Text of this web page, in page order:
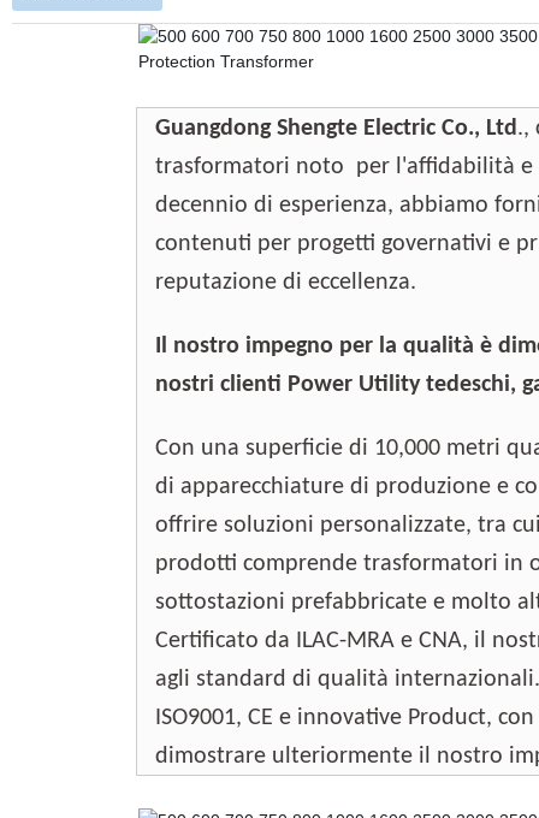
Guangdong Shengte Electric Co., Ltd.,
trasformatori noto per l'affidabilità e
decennio di esperienza, abbiamo
contenuti per progetti governativi e
reputazione di eccellenza.
Il nostro impegno per la qualità è
nostri clienti Power Utility tedeschi,
Con una superficie di 10,000 metri
di apparecchiature di produzione e
offrire soluzioni personalizzate, tra
prodotti comprende trasformatori in
sottostazioni prefabbricate e molto
Certificato da ILAC-MRA e CNA, il
agli standard di qualità
ISO9001, CE e innovative Product,
dimostrare ulteriormente il nostro